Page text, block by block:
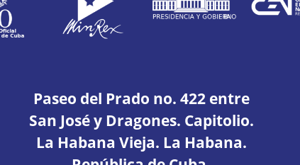
Paseo del Prado no. 422 entre
San José y Dragones. Capitolio.
La Habana Vieja. La Habana.